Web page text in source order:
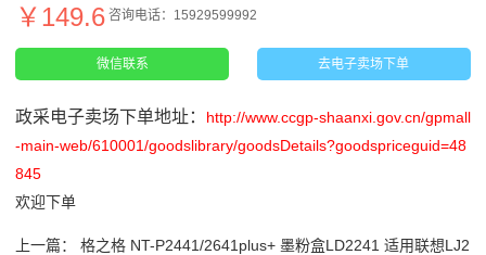
￥149.6 咨询电话：15929599992
微信联系 去电子卖场下单
政采电子卖场下单地址： http://www.ccgp-shaanxi.gov.cn/gpmall
-main-web/610001/goodslibrary/goodsDetails?goodspriceguid=48
845
欢迎下单
上一篇：
格之格 NT-P2441/2641plus+ 墨粉盒LD2241 适用联想LJ2